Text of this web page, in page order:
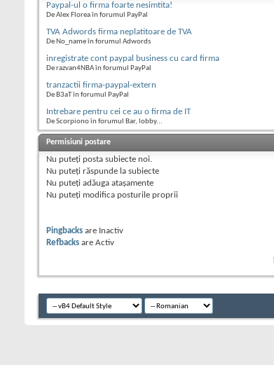
Paypal-ul o firma foarte nesimtita!
De Alex Florea în forumul PayPal
TVA Adwords firma neplatitoare de TVA
De No_name în forumul Adwords
inregistrate cont paypal business cu card firma
De razvan4NBA în forumul PayPal
tranzactii firma-paypal-extern
De B3aT în forumul PayPal
Intrebare pentru cei ce au o firma de IT
De Scorpiono în forumul Bar, lobby...
Permisiuni postare
Nu puteţi posta subiecte noi.
Nu puteţi răspunde la subiecte
Nu puteţi adăuga ataşamente
Nu puteţi modifica posturile proprii
Pingbacks are Inactiv
Refbacks are Activ